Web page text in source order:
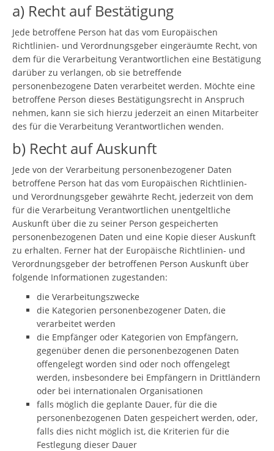
a) Recht auf Bestätigung
Jede betroffene Person hat das vom Europäischen
Richtlinien- und Verordnungsgeber eingeräumte Recht, von
dem für die Verarbeitung Verantwortlichen eine Bestätigung
darüber zu verlangen, ob sie betreffende
personenbezogene Daten verarbeitet werden. Möchte eine
betroffene Person dieses Bestätigungsrecht in Anspruch
nehmen, kann sie sich hierzu jederzeit an einen Mitarbeiter
des für die Verarbeitung Verantwortlichen wenden.
b) Recht auf Auskunft
Jede von der Verarbeitung personenbezogener Daten
betroffene Person hat das vom Europäischen Richtlinien-
und Verordnungsgeber gewährte Recht, jederzeit von dem
für die Verarbeitung Verantwortlichen unentgeltliche
Auskunft über die zu seiner Person gespeicherten
personenbezogenen Daten und eine Kopie dieser Auskunft
zu erhalten. Ferner hat der Europäische Richtlinien- und
Verordnungsgeber der betroffenen Person Auskunft über
folgende Informationen zugestanden:
die Verarbeitungszwecke
die Kategorien personenbezogener Daten, die
verarbeitet werden
die Empfänger oder Kategorien von Empfängern,
gegenüber denen die personenbezogenen Daten
offengelegt worden sind oder noch offengelegt
werden, insbesondere bei Empfängern in Drittländern
oder bei internationalen Organisationen
falls möglich die geplante Dauer, für die die
personenbezogenen Daten gespeichert werden, oder,
falls dies nicht möglich ist, die Kriterien für die
Festlegung dieser Dauer